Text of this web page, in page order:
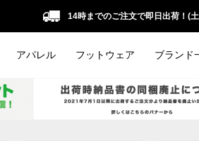
14時までのご注文で即日出荷！(
アパレル フットウェア ブランド